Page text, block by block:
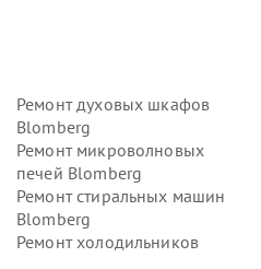
Ремонт духовых шкафов
Blomberg
Ремонт микроволновых
печей Blomberg
Ремонт стиральных машин
Blomberg
Ремонт холодильников